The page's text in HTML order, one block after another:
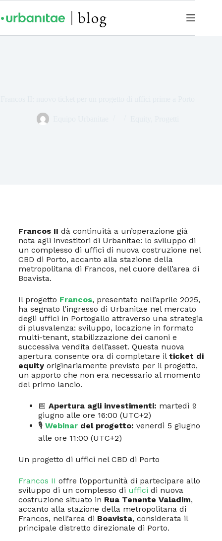
Francos II dà continuità a un’operazione già
nota agli investitori di Urbanitae: lo sviluppo di
un complesso di uffici di nuova costruzione nel
CBD di Porto, accanto alla stazione della
metropolitana di Francos, nel cuore dell’area di
Boavista.
Il progetto Francos, presentato nell’aprile 2025,
ha segnato l’ingresso di Urbanitae nel mercato
degli uffici in Portogallo attraverso una strategia
di plusvalenza: sviluppo, locazione in formato
multi-tenant, stabilizzazione dei canoni e
successiva vendita dell’asset. Questa nuova
apertura consente ora di completare il ticket di
equityoriginariamente previsto per il progetto,
un apporto che non era necessario al momento
del primo lancio.
📅 Apertura agli investimenti: martedì 9
giugno alle ore 16:00 (UTC+2)
🎙 Webinardel progetto: venerdì 5 giugno
alle ore 11:00 (UTC+2)
Un progetto di uffici nel CBD di Porto
Francos II offre l’opportunità di partecipare allo
sviluppo di un complesso di uffici di nuova
costruzione situato in Rua Tenente Valadim,
accanto alla stazione della metropolitana di
Francos, nell’area di Boavista, considerata il
principale distretto direzionale di Porto.